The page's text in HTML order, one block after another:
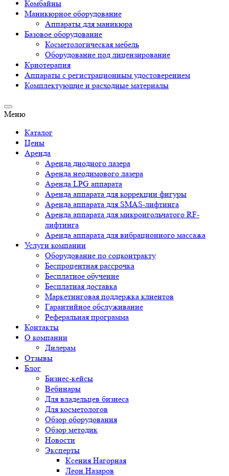
Комбайны
Маникюрное оборудование
Аппараты для маникюра
Базовое оборудование
Косметологическая мебель
Оборудование под лицензирование
Криотерапия
Аппараты c регистрационным удостоверением
Комплектующие и расходные материалы
Меню
Каталог
Цены
Аренда
Аренда диодного лазера
Аренда неодимового лазера
Аренда LPG аппарата
Аренда аппарата для коррекции фигуры
Аренда аппарата для SMAS-лифтинга
Аренда аппарата для микроигольчатого RF-
лифтинга
Аренда аппарата для вибрационного массажа
Услуги компании
Оборудование по соцконтракту
Беспроцентная рассрочка
Бесплатное обучение
Бесплатная доставка
Маркетинговая поддержка клиентов
Гарантийное обслуживание
Реферальная программа
Контакты
О компании
Дилерам
Отзывы
Блог
Бизнес-кейсы
Вебинары
Для владельцев бизнеса
Для косметологов
Обзор оборудования
Обзор методик
Новости
Эксперты
Ксения Нагорная
Леон Назаров